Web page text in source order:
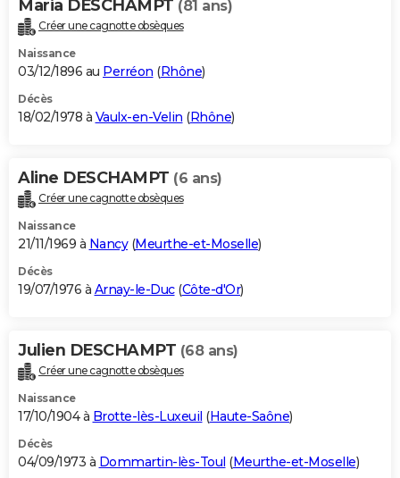
Maria DESCHAMPT (81 ans)
Créer une cagnotte obsèques
Naissance
03/12/1896 au Perréon (Rhône)
Décès
18/02/1978 à Vaulx-en-Velin (Rhône)
Aline DESCHAMPT (6 ans)
Créer une cagnotte obsèques
Naissance
21/11/1969 à Nancy(Meurthe-et-Moselle)
Décès
19/07/1976 à Arnay-le-Duc(Côte-d'Or)
Julien DESCHAMPT (68 ans)
Créer une cagnotte obsèques
Naissance
17/10/1904 à Brotte-lès-Luxeuil (Haute-Saône)
Décès
04/09/1973 à Dommartin-lès-Toul (Meurthe-et-Moselle)